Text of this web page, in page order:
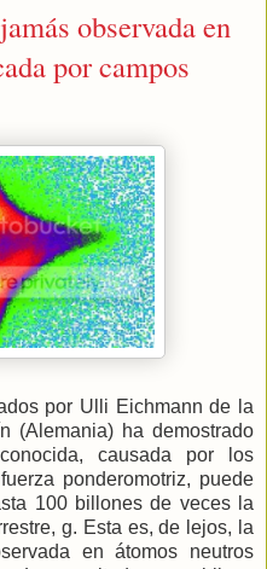
observada en
por campos
por Ulli Eichmann de la
(Alemania) ha demostrado
causada por los
ponderomotriz, puede
100 billones de veces la
g. Esta es, de lejos, la
en átomos neutros